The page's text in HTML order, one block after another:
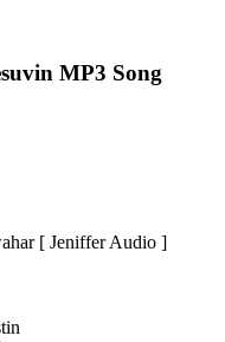
MP3 Song
[ Jeniffer Audio ]